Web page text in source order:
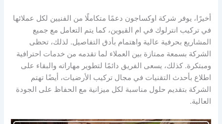
أخيرًا، يوفر شركة اوكساجون دعمًا متكاملًا من الفنيين لكل عملائها
في تركيب انترلوك في ام القيوين، كما يتم التعامل مع جميع
المشاريع بحرفية عالية واهتمام بأدق التفاصيل. لذلك، تحظى
الشركة بسمعة ممتازة بين العملاء لما تقدمه من خدمات احترافية
ومبتكرة. كذلك، يسعى الفريق دائمًا لتطوير مهاراته والبقاء على
اطلاع بأحدث التقنيات في مجال تركيب الأرضيات، أيضًا تهتم
الشركة بتقديم حلول مناسبة لكل ميزانية مع الحفاظ على الجودة
العالية.